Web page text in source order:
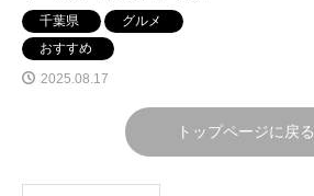
開運神様像を目指す旅。お代
わりジェラートも
千葉県
グルメ
おすすめ
2025.08.17
トップページに戻る